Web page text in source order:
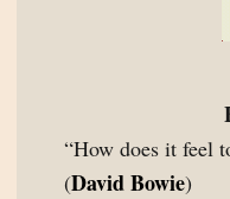
“How does it feel
(David Bowie)